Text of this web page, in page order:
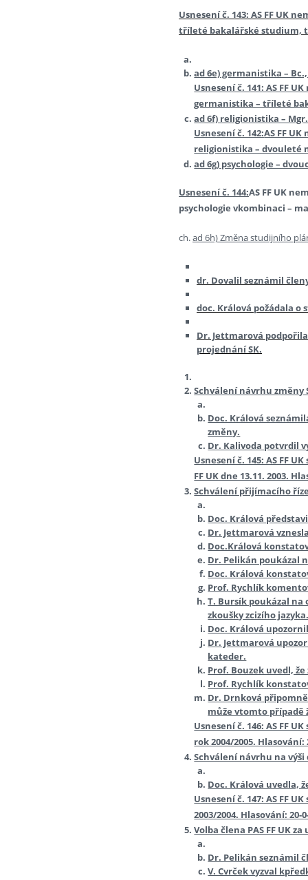
Usnesení č. 143: AS FF UK
tříleté bakalářské studium,
ad 6e) germanistika –
Usnesení č. 141: AS FF
germanistika – tříleté
ad 6f) religionistika –
Usnesení č. 142:AS FF
religionistika – dvouleté
ad 6g) psychologie –
Usnesení č. 144:AS FF UK
psychologie vkombinaci –
ch.ad 6h) Změna studijního
dr. Dovalil seznámil
doc. Králová požádala
Dr. Jettmarová
projednání SK.
Schválení návrhu
Doc. Králová
změny.
Dr. Kalivoda potvrdil
Usnesení č. 145: AS FF
FF UK dne 13.11. 2003.
Schválení přijímacího
Doc. Králová
Dr. Jettmarová
Doc.Králová
Dr. Pelikán poukázal
Doc. Králová
Prof. Rychlík
T. Bursík poukázal
zkoušky zcizího
Doc. Králová
Dr. Jettmarová
kateder.
Prof. Bouzek uvedl,
Prof. Rychlík
Dr. Drnková
může vtomto případě
Usnesení č. 146: AS FF
rok 2004/2005. Hlasování:
Schválení návrhu na
Doc. Králová uvedla,
Usnesení č. 147: AS FF
2003/2004. Hlasování: 20-
Volba člena PAS FF UK
Dr. Pelikán seznámil
V. Cvrček vyzval